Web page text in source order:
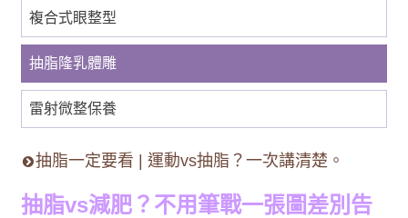
複合式眼整型
抽脂隆乳體雕
雷射微整保養
抽脂一定要看 | 運動vs抽脂？一次講清楚。
抽脂vs減肥？不用筆戰一張圖差別告